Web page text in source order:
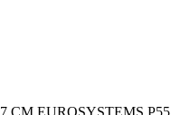
CM EUROSYSTEMS P55